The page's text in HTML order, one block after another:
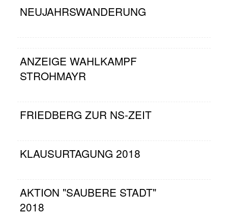
NEUJAHRSWANDERUNG
ANZEIGE WAHLKAMPF
STROHMAYR
FRIEDBERG ZUR NS-ZEIT
KLAUSURTAGUNG 2018
AKTION "SAUBERE STADT"
2018